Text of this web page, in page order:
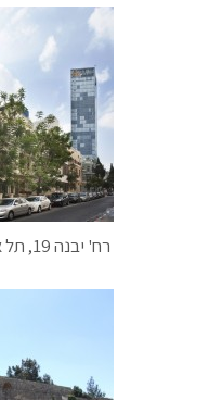
רח' יבנה 19, תל אביב-יפו – בית טברסקי